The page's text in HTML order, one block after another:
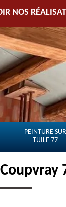
NOS
PEINTURE SUR
TUILE 77